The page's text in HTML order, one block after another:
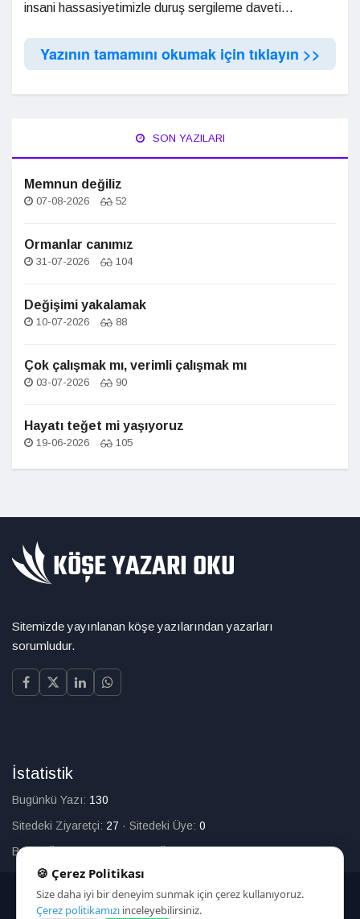
insani hassasiyetimizle duruş sergileme daveti...
Yazının tamamını okumak için tıklayın >>
SON YAZILARI
Memnun değiliz
07-08-2026 52
Ormanlar canımız
31-07-2026 104
Değişimi yakalamak
10-07-2026 88
Çok çalışmak mı, verimli çalışmak mı
03-07-2026 90
Hayatı teğet mi yaşıyoruz
19-06-2026 105
Sitemizde yayınlanan köşe yazılarından yazarları
sorumludur.
İstatistik
Bugünkü Yazı: 130
Sitedeki Ziyaretçi: 27 · Sitedeki Üye: 0
Bugün Üye Olan:0·Toplam Üye:226
© 2025
🍪 Çerez Politikası
Size daha iyi bir deneyim sunmak için çerez kullanıyoruz.
Çerez politikamızı inceleyebilirsiniz.